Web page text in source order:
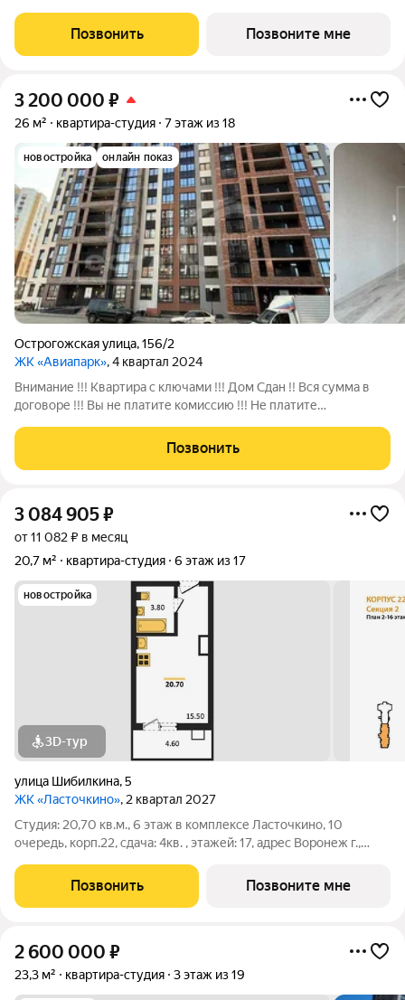
Позвонить Позвоните мне
3 200 000 ₽
26 м² квартира-студия 7 этаж из 18
новостройка онлайн показ
Острогожская улица,156/2
ЖК «Авиапарк», 4 квартал 2024
Внимание !!! Квартира с ключами !!! Дом Сдан !! Вся сумма в
договоре !!! Вы не платите комиссию !!! Не платите
уютную квартиру -студию Советском районе Воронежа по:
улице Острогожская, дом 156/2. В
Позвонить
3 084 905₽
от 11 082 ₽ в месяц
20,7 м²
квартира-студия 6 этаж из 17
новостройка
3D-тур
улица Шибилкина,5
ЖК «Ласточкино», 2 квартал 2027
Студия: 20,70 кв.м., 6 этаж в комплексе Ласточкино, 10
очередь, корп.22, сдача: 4кв. , этажей: 17, адрес Воронеж г.,
Позвонить Позвоните мне
2 600 000 ₽
23,3 м² квартира-студия 3 этаж из 19